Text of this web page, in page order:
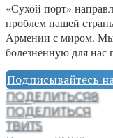
«Сухой порт»
проблем нашей
Армении с миром.
болезненную для нас
Подписывайтесь
ПОДЕЛИТЬСЯ8
ПОДЕЛИТЬСЯ
ТВИТ5